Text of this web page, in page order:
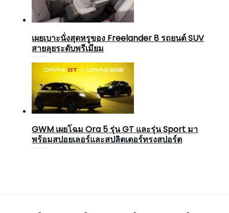
เผยเบาะนั่งสุดหรูของ Freelander 8 รถยนต์ SUV
สายลุยระดับพรีเมียม
GWM เผยโฉม Ora 5 รุ่น GT และรุ่น Sport มา
พร้อมสปอยเลอร์และสปลิตเตอร์ทรงสปอร์ต